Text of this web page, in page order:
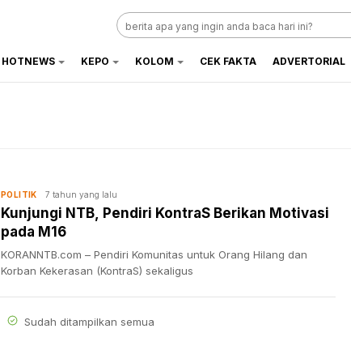
HOTNEWS KEPO KOLOM CEK FAKTA ADVERTORIAL
POLITIK 7 tahun yang lalu
Kunjungi NTB, Pendiri KontraS Berikan Motivasi
pada M16
KORANNTB.com – Pendiri Komunitas untuk Orang Hilang dan
Korban Kekerasan (KontraS) sekaligus
Sudah ditampilkan semua